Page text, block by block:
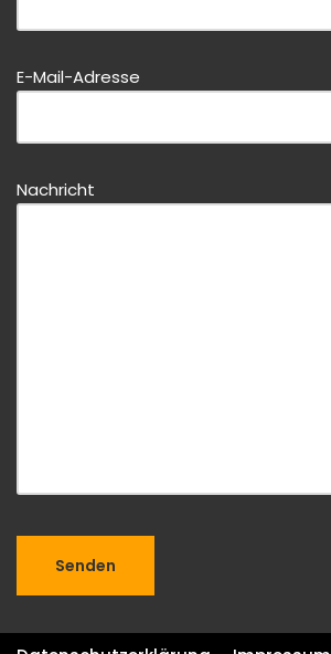
Bitte dieses Feld leer lassen!
E-Mail-Adresse
Nachricht